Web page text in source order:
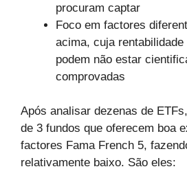
procuram captar
Foco em factores
acima, cuja rentabilidade
podem não estar
comprovadas
Após analisar dezenas de
de 3 fundos que oferecem boa
factores Fama French 5,
relativamente baixo. São eles: